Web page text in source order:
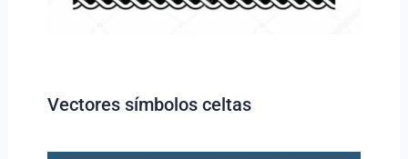
Vectores símbolos celtas